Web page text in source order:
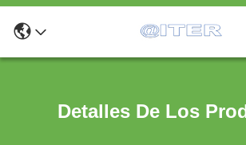
Detalles De Los